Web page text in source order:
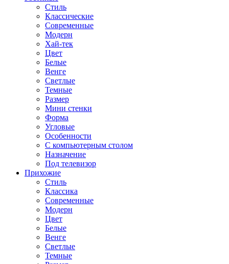
Стиль
Классические
Современные
Модерн
Хай-тек
Цвет
Белые
Венге
Светлые
Темные
Размер
Мини стенки
Форма
Угловые
Особенности
С компьютерным столом
Назначение
Под телевизор
Прихожие
Стиль
Классика
Современные
Модерн
Цвет
Белые
Венге
Светлые
Темные